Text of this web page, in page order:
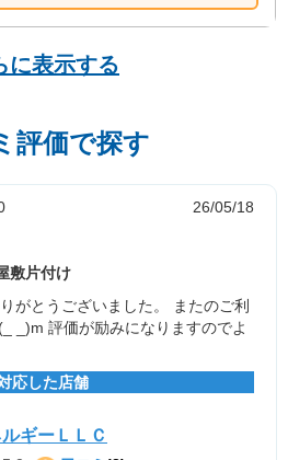
に表示する
評価で探す
26/05/18
敷片付け
がとうございました。 またのご利
_)m 評価が励みになりますのでよ
応した店舗
ルギーＬＬＣ